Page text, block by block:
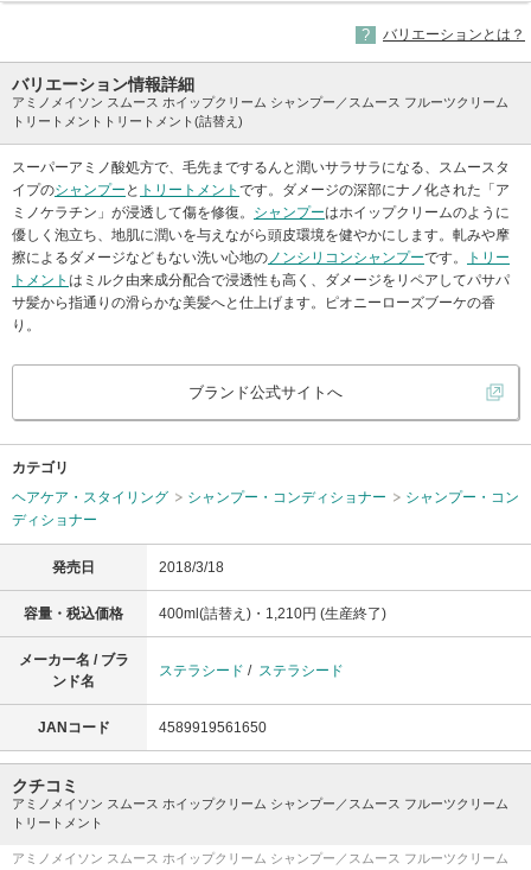
バリエーションとは？
バリエーション情報詳細
アミノメイソン スムース ホイップクリーム シャンプー／スムース フルーツクリーム
トリートメントトリートメント(詰替え)
スーパーアミノ酸処方で、毛先までするんと潤いサラサラになる、スムースタ
イプのシャンプー と トリートメント です。ダメージの深部にナノ化された「ア
ミノケラチン」が浸透して傷を修復。 シャンプーはホイップクリームのように
優しく泡立ち、地肌に潤いを与えながら頭皮環境を健やかにします。軋みや摩
擦によるダメージなどもない洗い心地のノンシリコンシャンプーです。
トリー
トメント はミルク由来成分配合で浸透性も高く、ダメージをリペアしてパサパ
サ髪から指通りの滑らかな美髪へと仕上げます。ピオニーローズブーケの香
り。
ブランド公式サイトへ
カテゴリ
ヘアケア・スタイリング
シャンプー・コンディショナー
シャンプー・コン
ディショナー
発売日 2018/3/18
容量・税込価格 400ml(詰替え)・1,210円 (生産終了)
メーカー名 / ブラ
ンド名
ステラシード / ステラシード
JANコード 4589919561650
クチコミ
アミノメイソン スムース ホイップクリーム シャンプー／スムース フルーツクリーム
トリートメント
アミノメイソン スムース ホイップクリーム シャンプー／スムース フルーツクリーム